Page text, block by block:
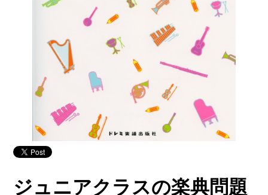
ジュニアクラスの楽典問題